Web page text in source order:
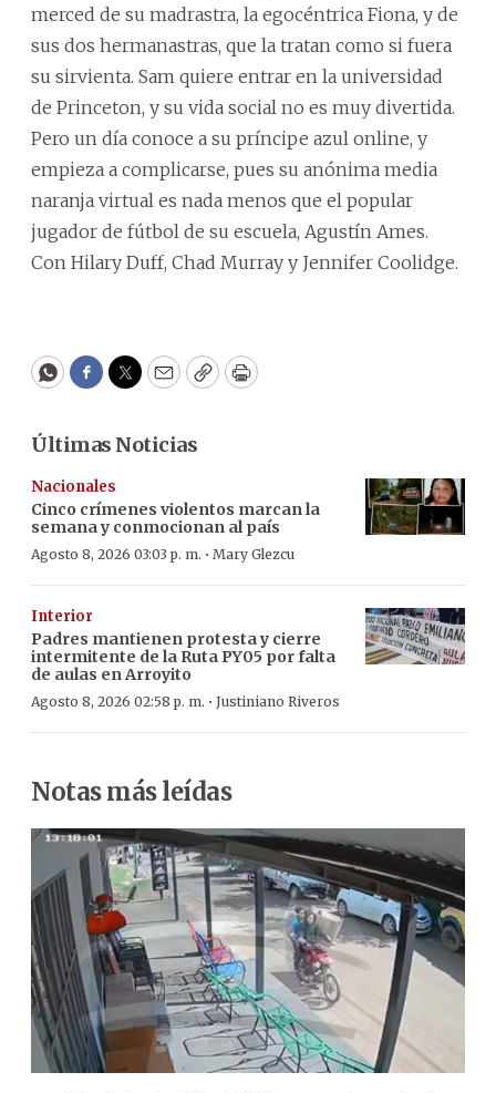
merced de su madrastra, la egocéntrica Fiona, y de
sus dos hermanastras, que la tratan como si fuera
su sirvienta. Sam quiere entrar en la universidad
de Princeton, y su vida social no es muy divertida.
Pero un día conoce a su príncipe azul online, y
empieza a complicarse, pues su anónima media
naranja virtual es nada menos que el popular
jugador de fútbol de su escuela, Agustín Ames.
Con Hilary Duff, Chad Murray y Jennifer Coolidge.
WhatsApp
Facebook
Twitter
EmailCopyPrint
Últimas Noticias
Nacionales
Cinco crímenes violentos marcan la
semana y conmocionan al país
Agosto 8, 2026 03:03 p. m. · Mary Glezcu
Interior
Padres mantienen protesta y cierre
intermitente de la Ruta PY05 por falta
de aulas en Arroyito
Agosto 8, 2026 02:58 p. m. · Justiniano Riveros
Notas más leídas